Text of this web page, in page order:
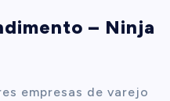
– Ninja
empresas de varejo